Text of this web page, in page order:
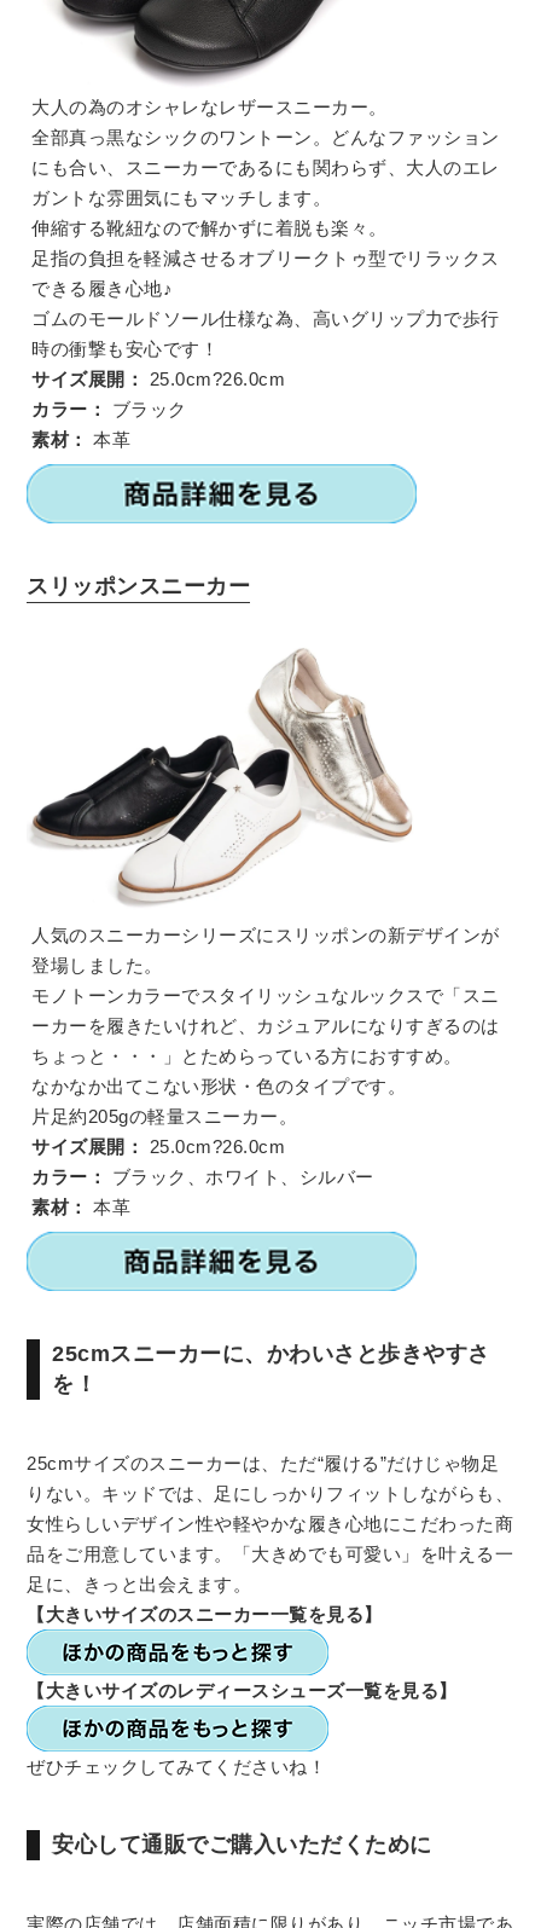
大人の為のオシャレなレザースニーカー。
全部真っ黒なシックのワントーン。どんなファッション
にも合い、スニーカーであるにも関わらず、大人のエレ
ガントな雰囲気にもマッチします。
伸縮する靴紐なので解かずに着脱も楽々。
足指の負担を軽減させるオブリークトゥ型でリラックス
できる履き心地♪
ゴムのモールドソール仕様な為、高いグリップ力で歩行
時の衝撃も安心です！
サイズ展開：
25.0cm?26.0cm
カラー：
ブラック
素材：
本革
スリッポンスニーカー
人気のスニーカーシリーズにスリッポンの新デザインが
登場しました。
モノトーンカラーでスタイリッシュなルックスで「スニ
ーカーを履きたいけれど、カジュアルになりすぎるのは
ちょっと・・・」とためらっている方におすすめ。
なかなか出てこない形状・色のタイプです。
片足約205gの軽量スニーカー。
サイズ展開：
25.0cm?26.0cm
カラー：
ブラック、ホワイト、シルバー
素材：
本革
25cmスニーカーに、かわいさと歩きやすさ
を！
25cmサイズのスニーカーは、ただ“履ける”だけじゃ物足
りない。キッドでは、足にしっかりフィットしながらも、
女性らしいデザイン性や軽やかな履き心地にこだわった商
品をご用意しています。「大きめでも可愛い」を叶える一
足に、きっと出会えます。
【大きいサイズのスニーカー一覧を見る】
【大きいサイズのレディースシューズ一覧を見る】
ぜひチェックしてみてくださいね！
安心して通販でご購入いただくために
実際の店舗では、店舗面積に限りがあり、ニッチ市場であ